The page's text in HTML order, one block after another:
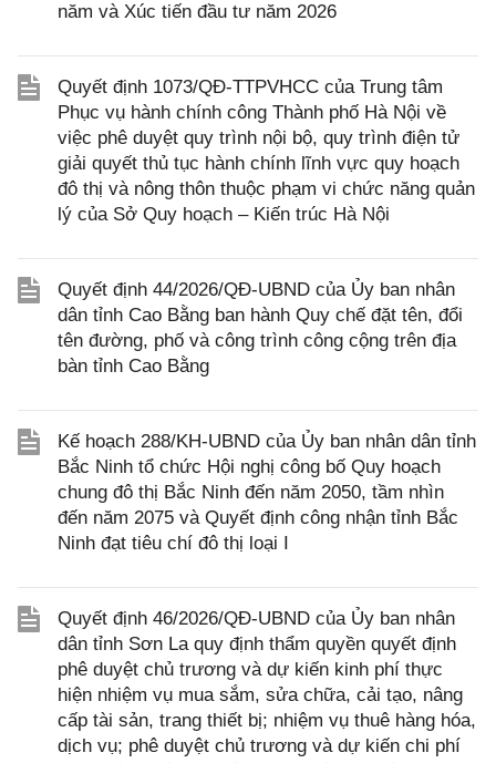
năm và Xúc tiến đầu tư năm 2026
Quyết định 1073/QĐ-TTPVHCC của Trung tâm
Phục vụ hành chính công Thành phố Hà Nội về
việc phê duyệt quy trình nội bộ, quy trình điện tử
giải quyết thủ tục hành chính lĩnh vực quy hoạch
đô thị và nông thôn thuộc phạm vi chức năng quản
lý của Sở Quy hoạch – Kiến trúc Hà Nội
Quyết định 44/2026/QĐ-UBND của Ủy ban nhân
dân tỉnh Cao Bằng ban hành Quy chế đặt tên, đổi
tên đường, phố và công trình công cộng trên địa
bàn tỉnh Cao Bằng
Kế hoạch 288/KH-UBND của Ủy ban nhân dân tỉnh
Bắc Ninh tổ chức Hội nghị công bố Quy hoạch
chung đô thị Bắc Ninh đến năm 2050, tầm nhìn
đến năm 2075 và Quyết định công nhận tỉnh Bắc
Ninh đạt tiêu chí đô thị loại I
Quyết định 46/2026/QĐ-UBND của Ủy ban nhân
dân tỉnh Sơn La quy định thẩm quyền quyết định
phê duyệt chủ trương và dự kiến kinh phí thực
hiện nhiệm vụ mua sắm, sửa chữa, cải tạo, nâng
cấp tài sản, trang thiết bị; nhiệm vụ thuê hàng hóa,
dịch vụ; phê duyệt chủ trương và dự kiến chi phí